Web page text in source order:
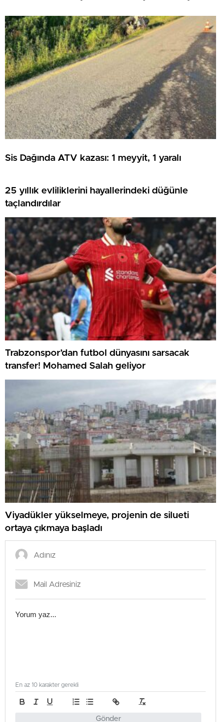
Sis Dağında ATV kazası: 1 meyyit, 1 yaralı
25 yıllık evliliklerini hayallerindeki düğünle
taçlandırdılar
Trabzonspor’dan futbol dünyasını sarsacak
transfer! Mohamed Salah geliyor
Viyadükler yükselmeye, projenin de silueti
ortaya çıkmaya başladı
Gönder
En az 10 karakter gerekli